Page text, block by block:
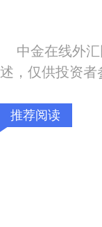
中金在线外
述，仅供投资
推荐阅读